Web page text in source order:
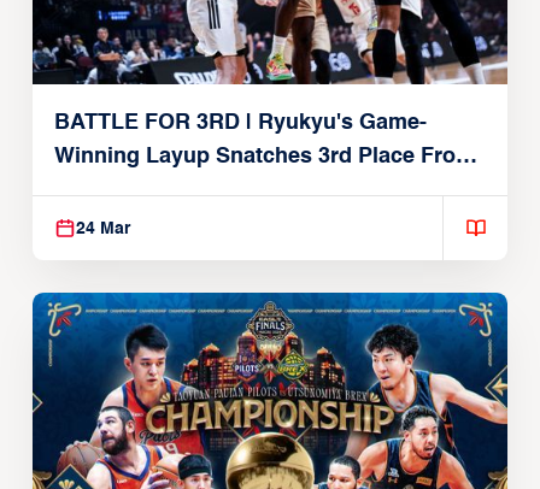
BATTLE FOR 3RD | Ryukyu's Game-
Winning Layup Snatches 3rd Place From
Alvark
24 Mar